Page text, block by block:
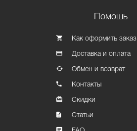
Помошь
Как оформить заказ
Доставка и оплата
Обмен и возврат
Контакты
Скидки
Статьи